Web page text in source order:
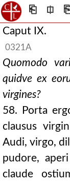
⎗ ⎅
Caput IX.
0321A
Quomodo
quidve ex
virgines?
58. Porta
clausus
Audi, virgo,
pudore,
claude